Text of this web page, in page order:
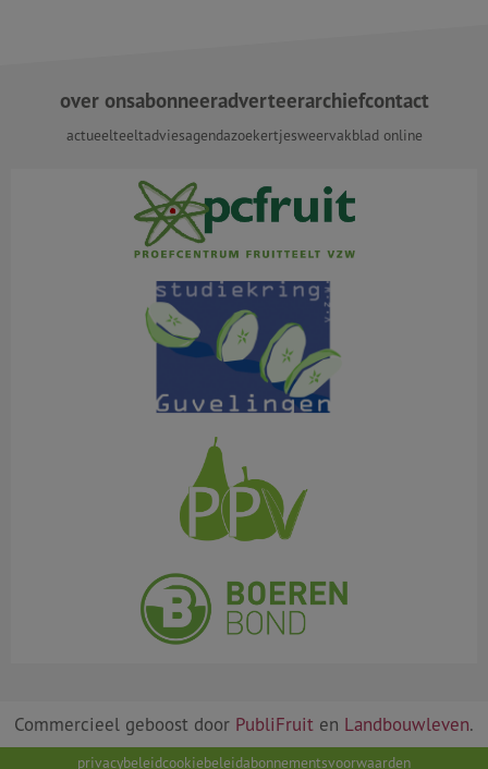
over onsabonneeradverteerarchiefcontact
actueelteeltadviesagendazoekertjesweervakblad online
Commercieel geboost door PubliFruit en Landbouwleven.
privacybeleidcookiebeleidabonnementsvoorwaarden